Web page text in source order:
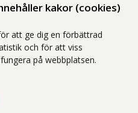
kakor (cookies)
att ge dig en förbättrad
och för att viss
på webbplatsen.
som erbjuder hälso- och